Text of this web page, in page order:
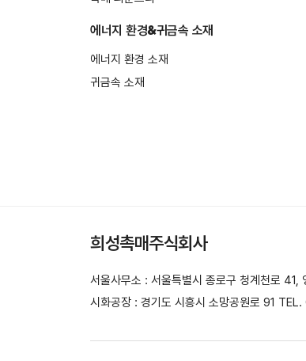
에너지 환경&귀금속 소재
에너지 환경 소재
귀금속 소재
희성촉매주식회사
서울사무소 : 서울특별시 종로구 청계천로
시화공장 : 경기도 시흥시 소망공원로 91